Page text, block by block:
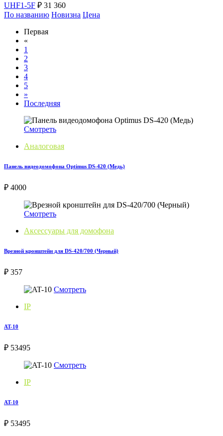
UHF1-5F ₽ 31 360
По названию Новизна Цена
Первая
«
1
2
3
4
5
»
Последняя
Смотреть
Аналоговая
Панель видеодомофона Optimus DS-420 (Медь)
₽ 4000
Смотреть
Аксессуары для домофона
Врезной кронштейн для DS-420/700 (Черный)
₽ 357
Смотреть
IP
AT-10
₽ 53495
Смотреть
IP
AT-10
₽ 53495